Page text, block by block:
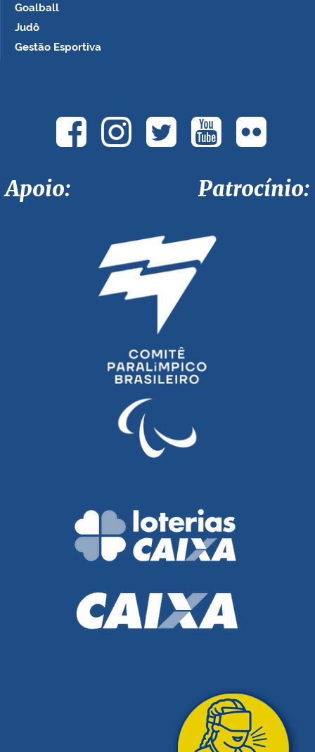
Goalball
Judô
Gestão Esportiva
Apoio: Patrocínio: